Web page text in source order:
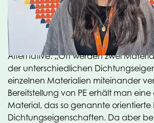
Verbundmaterialien verwendet
recycelbar sind – man denke nur an
haltbares Kartoffelpüree, gekühlte
Kartoffeln vom Feld – bietet OPE/PE
Alternative. „Oft werden zwei
der unterschiedlichen
einzelnen Materialien miteinander
Bereitstellung von PE erhält man
Material, das so genannte orientierte
Dichtungseigenschaften. Da aber